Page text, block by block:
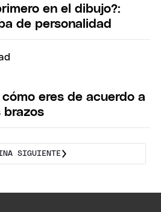
en el dibujo?:
de personalidad
eres de acuerdo a
brazos
SIGUIENTE